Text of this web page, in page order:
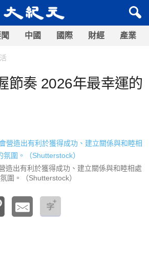
中國 國際 財經 產業
節奏 2026年最幸運的
造出有利於獲得成功、建立關係與和睦相處
圍。（Shutterstock）